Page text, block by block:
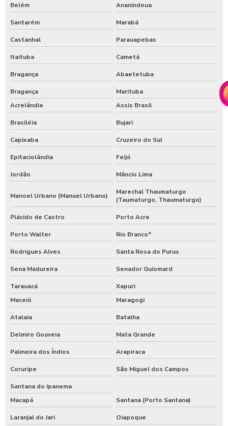
Belém
Ananindeua
Santarém Marabá
Castanhal Parauapebas
Itaituba Cametá
Bragança Abaetetuba
Bragança
Marituba
Acrelândia
Assis Brasil
Brasiléia Bujari
Capixaba Cruzeiro do Sul
Epitaciolândia Feijó
Jordão Mâncio Lima
Manoel Urbano (Manuel Urbano)
Marechal Thaumaturgo
(Taumaturgo, Thaumaturgo)
Plácido de Castro Porto Acre
Porto Walter Rio Branco*
Rodrigues Alves Santa Rosa do Purus
Sena Madureira Senador Guiomard
Tarauacá
Xapuri
Maceió
Maragogi
Atalaia Batalha
Delmiro Gouveia Mata Grande
Palmeira dos Índios Arapiraca
Coruripe São Miguel dos Campos
Santana do Ipanema
Macapá
Santana (Porto Santana)
Laranjal do Jari Oiapoque